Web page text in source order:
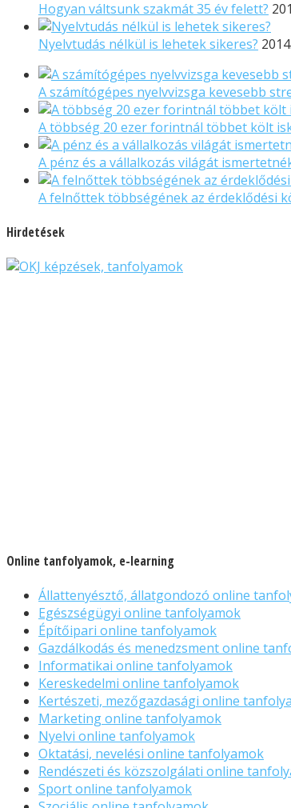
Hogyan váltsunk szakmát 35 év felett?
Nyelvtudás nélkül is lehetek sikeres?
A számítógépes nyelvvizsga kevesebb
A többség 20 ezer forintnál többet költ
A pénz és a vállalkozás világát
A felnőttek többségének az érdeklődési
Hirdetések
Online tanfolyamok, e-learning
Állattenyésztő, állatgondozó online
Egészségügyi online tanfolyamok
Építőipari online tanfolyamok
Gazdálkodás és menedzsment online
Informatikai online tanfolyamok
Kereskedelmi online tanfolyamok
Kertészeti, mezőgazdasági online
Marketing online tanfolyamok
Nyelvi online tanfolyamok
Oktatási, nevelési online tanfolyamok
Rendészeti és közszolgálati online
Sport online tanfolyamok